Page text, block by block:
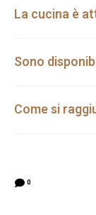
La cucina è
Sono
Come si
0